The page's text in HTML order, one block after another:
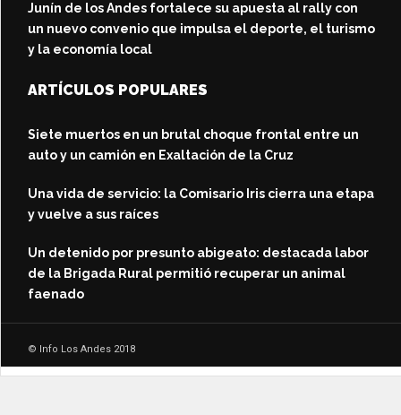
Junín de los Andes fortalece su apuesta al rally con
un nuevo convenio que impulsa el deporte, el turismo
y la economía local
ARTÍCULOS POPULARES
Siete muertos en un brutal choque frontal entre un
auto y un camión en Exaltación de la Cruz
Una vida de servicio: la Comisario Iris cierra una etapa
y vuelve a sus raíces
Un detenido por presunto abigeato: destacada labor
de la Brigada Rural permitió recuperar un animal
faenado
© Info Los Andes 2018